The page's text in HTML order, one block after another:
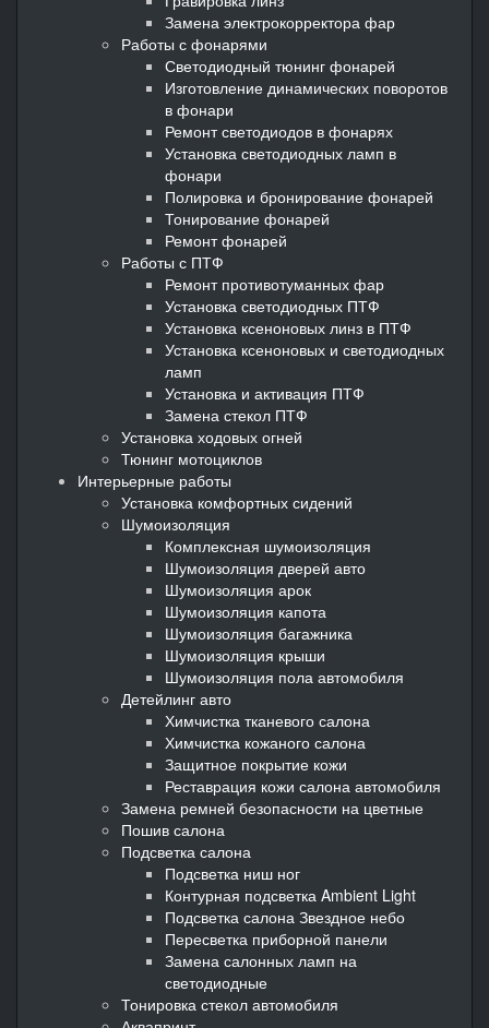
Замена электрокорректора фар
Работы с фонарями
Светодиодный тюнинг фонарей
Изготовление динамических поворотов
в фонари
Ремонт светодиодов в фонарях
Установка светодиодных ламп в
фонари
Полировка и бронирование фонарей
Тонирование фонарей
Ремонт фонарей
Работы с ПТФ
Ремонт противотуманных фар
Установка светодиодных ПТФ
Установка ксеноновых линз в ПТФ
Установка ксеноновых и светодиодных
ламп
Установка и активация ПТФ
Замена стекол ПТФ
Установка ходовых огней
Тюнинг мотоциклов
Интерьерные работы
Установка комфортных сидений
Шумоизоляция
Комплексная шумоизоляция
Шумоизоляция дверей авто
Шумоизоляция арок
Шумоизоляция капота
Шумоизоляция багажника
Шумоизоляция крыши
Шумоизоляция пола автомобиля
Детейлинг авто
Химчистка тканевого салона
Химчистка кожаного салона
Защитное покрытие кожи
Реставрация кожи салона автомобиля
Замена ремней безопасности на цветные
Пошив салона
Подсветка салона
Подсветка ниш ног
Контурная подсветка Ambient Light
Подсветка салона Звездное небо
Пересветка приборной панели
Замена салонных ламп на
светодиодные
Тонировка стекол автомобиля